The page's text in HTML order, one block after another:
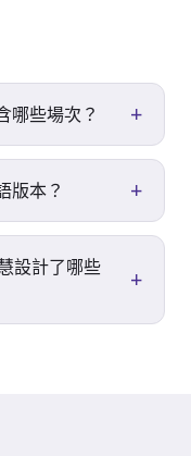
哪些場次？ +
版本？ +
設計了哪些
+